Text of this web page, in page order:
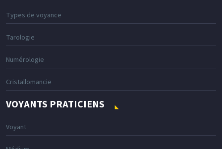
Types de voyance
Tarologie
Numérologie
Cristallomancie
VOYANTS PRATICIENS
Voyant